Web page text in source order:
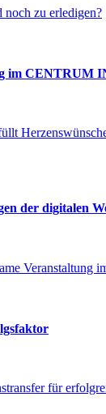
noch zu erledigen?
im CENTRUM
der digitalen
Veranstaltung
für